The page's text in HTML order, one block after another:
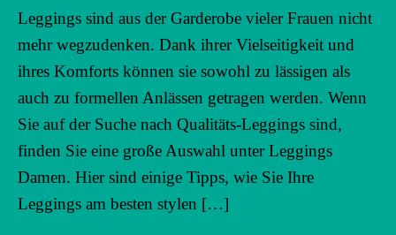
Leggings sind aus der Garderobe vieler Frauen nicht
mehr wegzudenken. Dank ihrer Vielseitigkeit und
ihres Komforts können sie sowohl zu lässigen als
auch zu formellen Anlässen getragen werden. Wenn
Sie auf der Suche nach Qualitäts-Leggings sind,
finden Sie eine große Auswahl unter Leggings
Damen. Hier sind einige Tipps, wie Sie Ihre
Leggings am besten stylen […]